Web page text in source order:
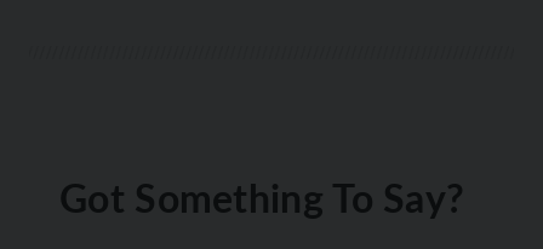
Got Something To Say?